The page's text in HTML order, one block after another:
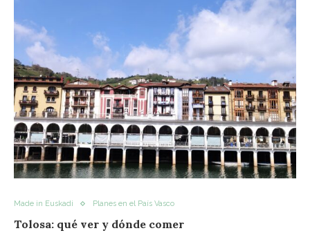
Made in Euskadi Planes en el País Vasco
Tolosa: qué ver y dónde comer